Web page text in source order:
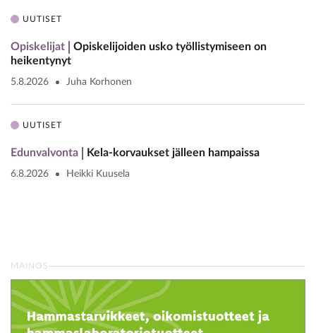
UUTISET
Opiskelijat
Opiskelijoiden usko työllistymiseen on
heikentynyt
5.8.2026 Juha Korhonen
UUTISET
Edunvalvonta Kela-korvaukset jälleen hampaissa
6.8.2026 Heikki Kuusela
MAINOS